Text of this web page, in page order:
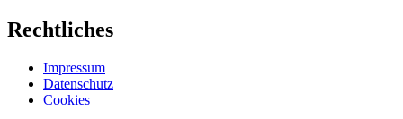
Rechtliches
Impressum
Datenschutz
Cookies